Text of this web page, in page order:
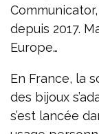
depuis 2017.
Europe…
En France, la
des bijoux
s’est lancée